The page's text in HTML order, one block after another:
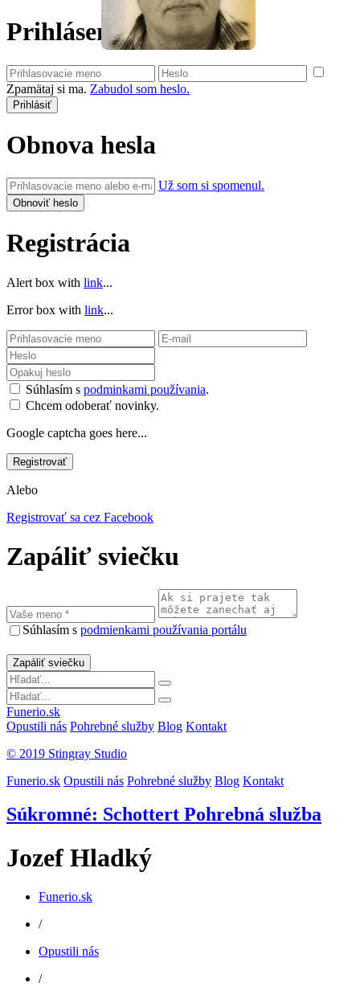
Prihlásenie
Zpamätaj si ma. Zabudol som heslo.
Obnova hesla
Už som si spomenul.
Registrácia
Alert box with link...
Error box with link...
Súhlasím s podminkami používania.
Chcem odoberať novinky.
Google captcha goes here...
Alebo
Registrovať sa cez Facebook
Zapáliť sviečku
Súhlasím s podmienkami používania portálu
Funerio.sk
Opustili nás Pohrebné služby Blog Kontakt
© 2019 Stingray Studio
Funerio.sk Opustili nás Pohrebné služby Blog Kontakt
Súkromné: Schottert Pohrebná služba
Jozef Hladký
Funerio.sk
/
Opustili nás
/